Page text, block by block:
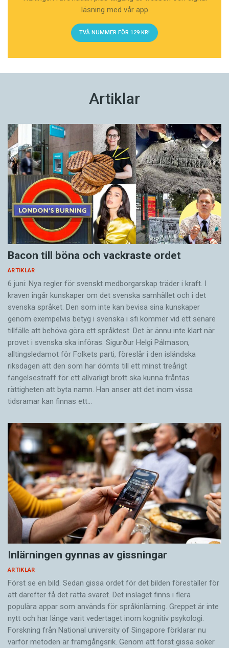
läsning med vår app
TVÅ NUMMER FÖR 129 KR!
Artiklar
Bacon till böna och vackraste ordet
ARTIKLAR
6 juni: Nya regler för svenskt medborgarskap träder i kraft. I
kraven ingår kunskaper om det svenska samhället och i det
svenska språket. Den som inte kan bevisa sina kunskaper
genom exempelvis betyg i svenska i sfi kommer vid ett senare
tillfälle att behöva göra ett språktest. Det är ännu inte klart när
provet i svenska ska införas. Sigurður Helgi Pálmason,
alltingsledamot för Folkets parti, föreslår i den isländska
riksdagen att den som har dömts till ett minst treårigt
fängelsestraff för ett allvarligt brott ska kunna fråntas
rättigheten att byta namn. Han anser att det inom vissa
tidsramar kan finnas ett…
Inlärningen gynnas av gissningar
ARTIKLAR
Först se en bild. Sedan gissa ordet för det bilden föreställer för
att därefter få det rätta svaret. Det inslaget finns i flera
populära appar som används för språkinlärning. Greppet är inte
nytt och har länge varit vedertaget inom kognitiv psykologi.
Forskning från National university of Singa­pore förklarar nu
varför metoden är framgångsrik. Genom att först gissa ­söker